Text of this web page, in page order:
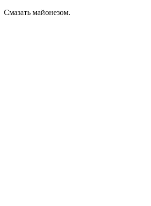
Смазать майонезом.